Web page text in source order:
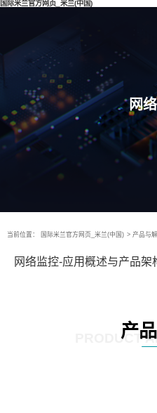
国际米兰官方网页_米兰(中国)
网
当前位置： 国际米兰官方网页_米兰(中国) > 产品与
网络监控-应用概述与产品架
产
PRODUCT